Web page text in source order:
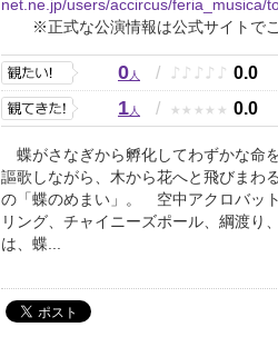
net.ne.jp/users/accircus/feria_musica/
※正式な公演情報は公式サイトで
0人 / ♪ ♪ ♪ ♪ ♪ 0.0
1人 / ★ ★ ★ ★ ★ 0.0
蝶がさなぎから孵化してわずかな命
謳歌しながら、木から花へと飛びまわ
の「蝶のめまい」。 空中アクロバッ
リング、チャイニーズポール、綱渡り
は、蝶...